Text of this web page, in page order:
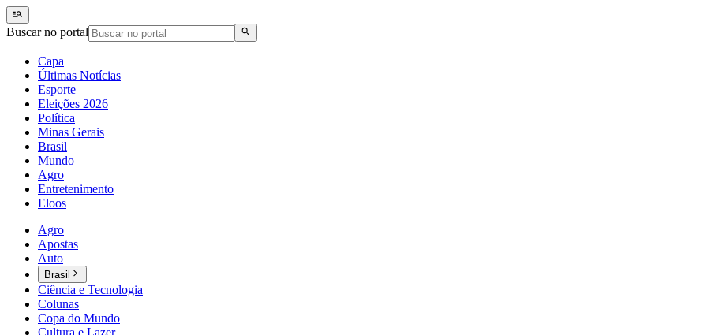
Buscar no portal
Capa
Últimas Notícias
Esporte
Eleições 2026
Política
Minas Gerais
Brasil
Mundo
Agro
Entretenimento
Eloos
Agro
Apostas
Auto
Brasil
Ciência e Tecnologia
Colunas
Copa do Mundo
Cultura e Lazer